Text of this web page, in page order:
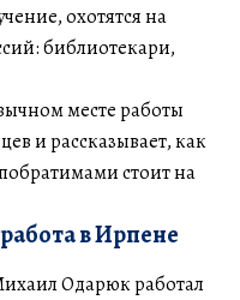
охотятся на
библиотекари,
месте работы
и рассказывает, как
стоит на
в Ирпене
Одарюк работал